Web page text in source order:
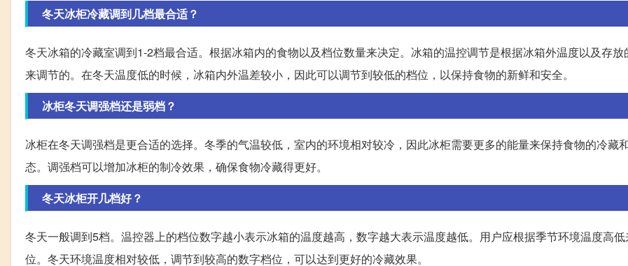
冬天冰柜冷藏调到几档最合适？
冬天冰箱的冷藏室调到1-2档最合适。根据冰箱内的食物以及档位数量来决定。冰箱的温控调节是根据冰箱外温度以及存放
来调节的。在冬天温度低的时候，冰箱内外温差较小，因此可以调节到较低的档位，以保持食物的新鲜和安全。
冰柜冬天调强档还是弱档？
冰柜在冬天调强档是更合适的选择。冬季的气温较低，室内的环境相对较冷，因此冰柜需要更多的能量来保持食物的冷藏
态。调强档可以增加冰柜的制冷效果，确保食物冷藏得更好。
冬天冰柜开几档好？
冬天一般调到5档。温控器上的档位数字越小表示冰箱的温度越高，数字越大表示温度越低。用户应根据季节环境温度高
位。冬天环境温度相对较低，调节到较高的数字档位，可以达到更好的冷藏效果。